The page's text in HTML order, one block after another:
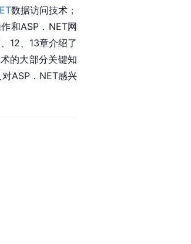
数据访问技术；
和ASP．NET网
12、13章介绍了
的大部分关键知
ASP．NET感兴